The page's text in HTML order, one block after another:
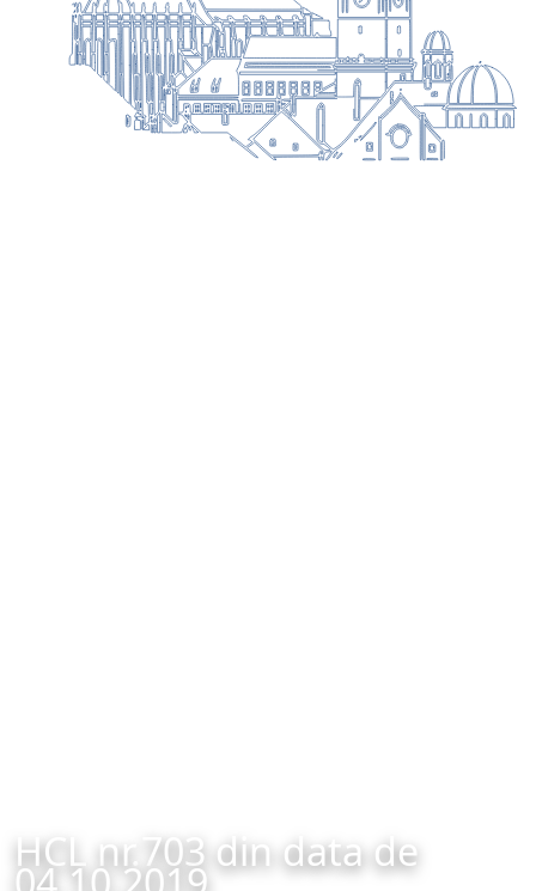
HCL nr.703 din data de